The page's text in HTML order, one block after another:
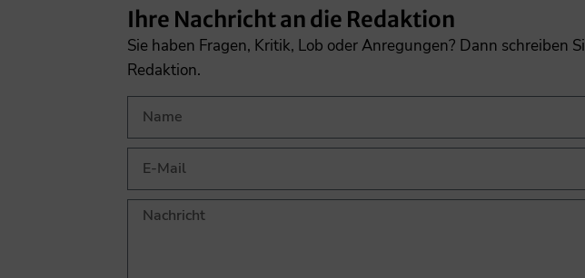
Ihre Nachricht an die Redaktion
Sie haben Fragen, Kritik, Lob oder Anregungen? Dann schreiben
Redaktion.